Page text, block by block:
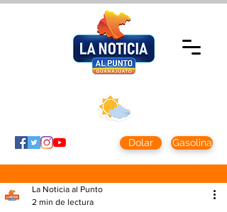
Dolar Gasolina
La Noticia al Punto
2 min de lectura